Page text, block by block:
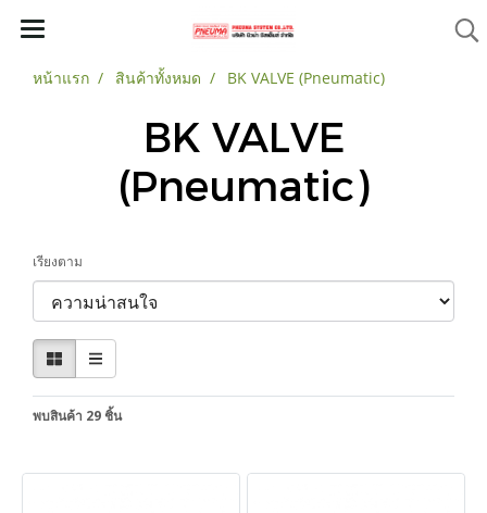
หน้าแรก สินค้าทั้งหมด BK VALVE (Pneumatic)
BK VALVE
(Pneumatic)
เรียงตาม
พบสินค้า 29 ชิ้น